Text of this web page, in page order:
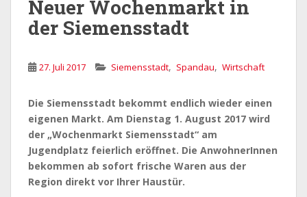
Neuer Wochenmarkt in
der Siemensstadt
27. Juli 2017 Siemensstadt, Spandau, Wirtschaft
Die Siemensstadt bekommt endlich wieder einen
eigenen Markt. Am Dienstag 1. August 2017 wird
der „Wochenmarkt Siemensstadt“ am
Jugendplatz feierlich eröffnet. Die AnwohnerInnen
bekommen ab sofort frische Waren aus der
Region direkt vor Ihrer Haustür.